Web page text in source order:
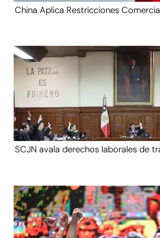
China Aplica Restricciones
SCJN avala derechos laborales de